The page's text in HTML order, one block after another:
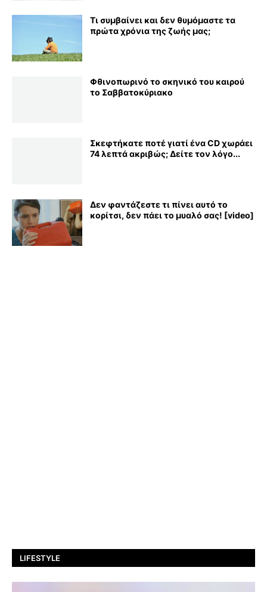
Τι συμβαίνει και δεν θυμόμαστε τα
πρώτα χρόνια της ζωής μας;
Φθινοπωρινό το σκηνικό του καιρού
το Σαββατοκύριακο
Σκεφτήκατε ποτέ γιατί ένα CD χωράει
74 λεπτά ακριβώς; Δείτε τον λόγο...
Δεν φαντάζεστε τι πίνει αυτό το
κορίτσι, δεν πάει το μυαλό σας! [video]
LIFESTYLE